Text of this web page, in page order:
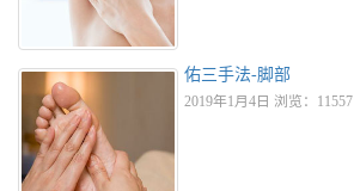
佑三手法-脚部
2019年1月4日 浏览：11557